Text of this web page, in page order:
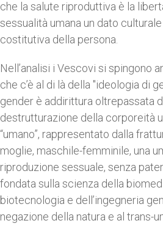
che la salute riproduttiva è la
sessualità umana un dato
costitutiva della persona.
Nell’analisi i Vescovi si spingono
che c’è al di là della "ideologia di
gender è addirittura oltrepassata
destrutturazione della corporeità
“umano”, rappresentato dalla
moglie, maschile-femminile, una
riproduzione sessuale, senza
fondata sulla scienza della
biotecnologia e dell’ingegneria
negazione della natura e al trans-